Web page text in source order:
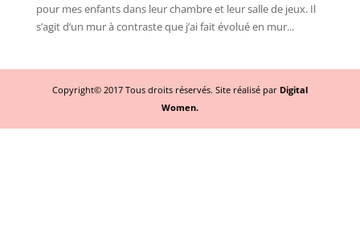
pour mes enfants dans leur chambre et leur salle de jeux. Il
s’agit d’un mur à contraste que j’ai fait évolué en mur...
Copyright© 2017 Tous droits réservés. Site réalisé par Digital
Women.